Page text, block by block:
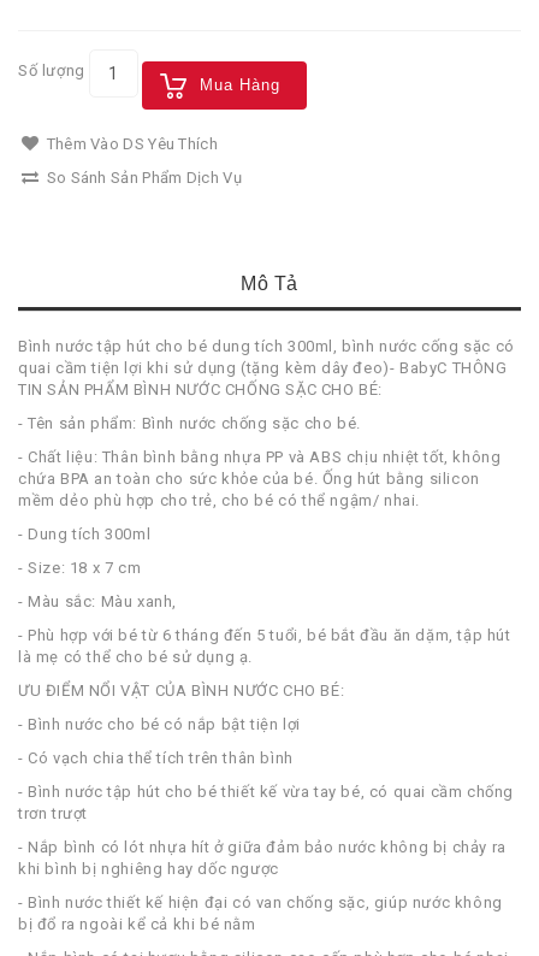
Số lượng
Mua Hàng
Thêm Vào DS Yêu Thích
So Sánh Sản Phẩm Dịch Vụ
Mô Tả
Bình nước tập hút cho bé dung tích 300ml, bình nước cống sặc có
quai cầm tiện lợi khi sử dụng (tặng kèm dây đeo)- BabyC THÔNG
TIN SẢN PHẨM BÌNH NƯỚC CHỐNG SẶC CHO BÉ:
- Tên sản phẩm: Bình nước chống sặc cho bé.
- Chất liệu: Thân bình bằng nhựa PP và ABS chịu nhiệt tốt, không
chứa BPA an toàn cho sức khỏe của bé. Ống hút bằng silicon
mềm dẻo phù hợp cho trẻ, cho bé có thể ngậm/ nhai.
- Dung tích 300ml
- Size: 18 x 7 cm
- Màu sắc: Màu xanh,
- Phù hợp với bé từ 6 tháng đến 5 tuổi, bé bắt đầu ăn dặm, tập hút
là mẹ có thể cho bé sử dụng ạ.
ƯU ĐIỂM NỔI VẬT CỦA BÌNH NƯỚC CHO BÉ:
- Bình nước cho bé có nắp bật tiện lợi
- Có vạch chia thể tích trên thân bình
- Bình nước tập hút cho bé thiết kế vừa tay bé, có quai cầm chống
trơn trượt
- Nắp bình có lót nhựa hít ở giữa đảm bảo nước không bị chảy ra
khi bình bị nghiêng hay dốc ngược
- Bình nước thiết kế hiện đại có van chống sặc, giúp nước không
bị đổ ra ngoài kể cả khi bé nằm